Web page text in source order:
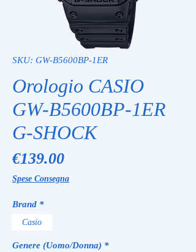
SKU: GW-B5600BP-1ER
Orologio CASIO
GW-B5600BP-1ER
G-SHOCK
€139.00Price
Spese Consegna
Brand *
Casio
Genere (Uomo/Donna) *